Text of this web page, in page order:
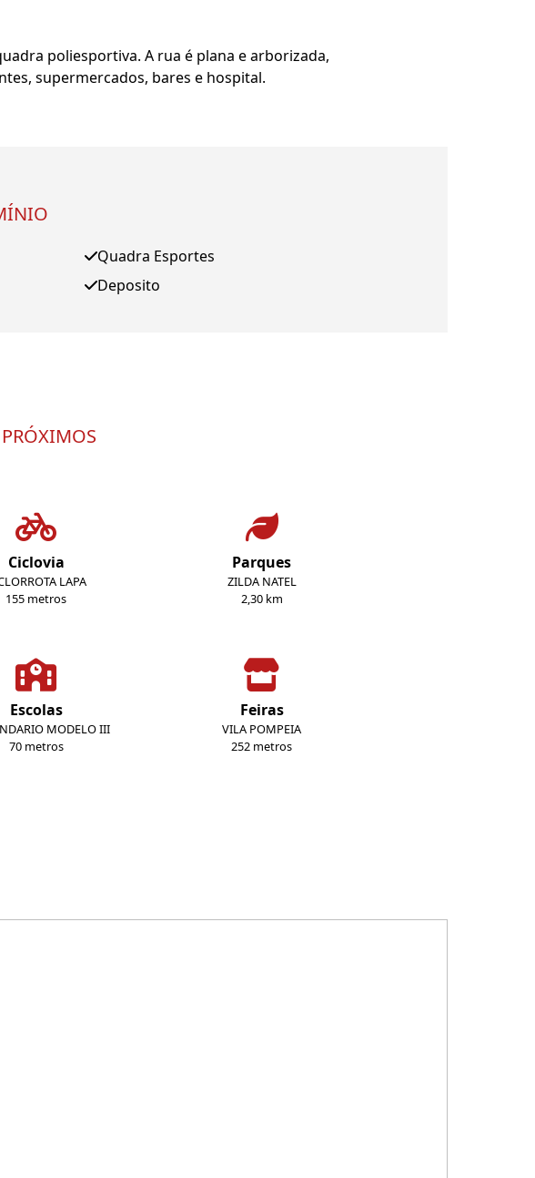
poliesportiva. A rua é plana e arborizada,
supermercados, bares e hospital.
Quadra Esportes
Deposito
Ciclovia
LAPA
155 metros
Parques
ZILDA NATEL
2,30 km
Escolas
MODELO III
70 metros
Feiras
VILA POMPEIA
252 metros